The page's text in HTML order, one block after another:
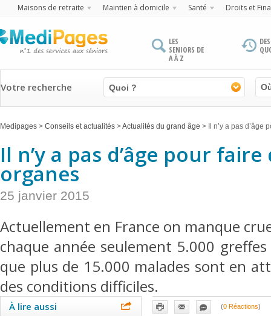
Maisons de retraite Maintien à domicile Santé Droits et
LES
SENIORS DE
A À Z
Votre recherche Quoi ?
Medipages > Conseils et actualités >Actualités du grand âge > Il n’y a pas
Il n’y a pas d’âge pour
organes
25 janvier 2015
Actuellement en France on manque
chaque année seulement 5.000
que plus de 15.000 malades sont en
des conditions difficiles.
À lire aussi (0 Réactions)